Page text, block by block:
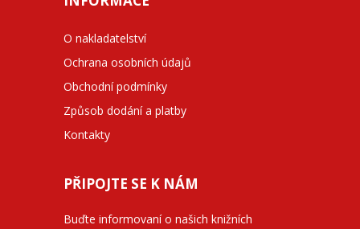
O nakladatelství
Ochrana osobních údajů
Obchodní podmínky
Způsob dodání a platby
Kontakty
PŘIPOJTE SE K NÁM
Buďte informovaní o našich knižních